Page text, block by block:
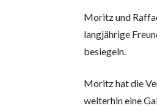
Moritz und
langjährige
besiegeln.
Moritz hat die
weiterhin eine